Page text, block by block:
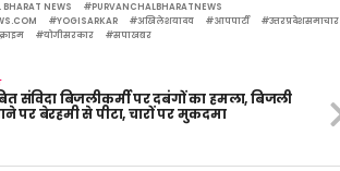
BHARAT NEWS
PURVANCHALBHARATNEWS
YOGISARKAR अखिलेशयादव आपपार्टी
उत्तरप्रदेशसमाचार
योगीसरकार सपाखबर
संविदा बिजलीकर्मी पर दबंगों का हमला, बिजली
पर बेरहमी से पीटा, चारों पर मुकदमा